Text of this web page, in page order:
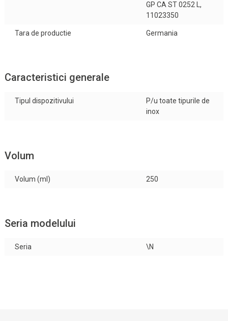
GP CA ST 0252 L,
11023350
Tara de productie Germania
Caracteristici generale
Tipul dispozitivului
P/u toate tipurile de
inox
Volum
Volum (ml) 250
Seria modelului
Seria \N